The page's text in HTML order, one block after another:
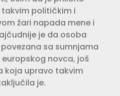
političkim i
žari napada mene i
je da osoba
sa sumnjama
novca, još
koja upravo takvim
je.